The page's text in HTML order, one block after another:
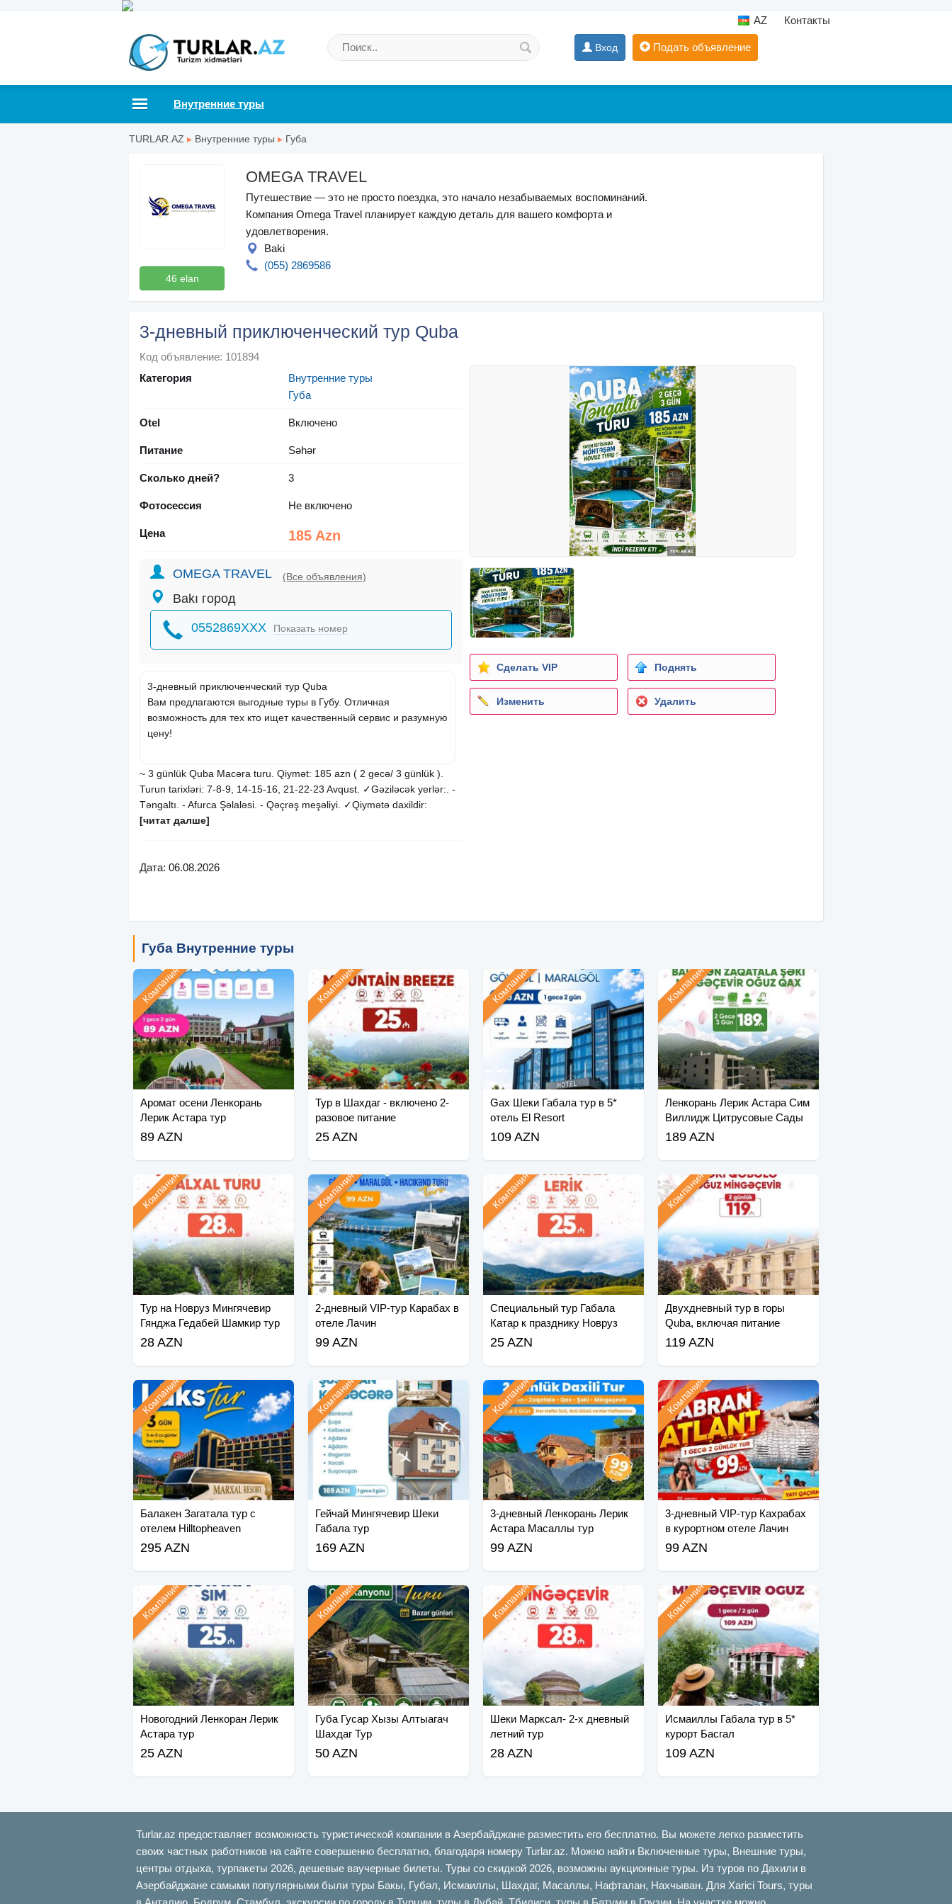
AZ Контакты
Вход Подать объявление
Внутренние туры
TURLAR.AZ ▸ Внутренние туры ▸ Губа
46 elan
OMEGA TRAVEL
Путешествие — это не просто поездка, это начало незабываемых воспоминаний.
Компания Omega Travel планирует каждую деталь для вашего комфорта и
удовлетворения.
Baki
(055) 2869586
3-дневный приключенческий тур Quba
Код объявление: 101894
Категория
Внутренние туры
Губа
Otel Включено
Питание Səhər
Сколько дней? 3
Фотосессия Не включено
Цена 185 Azn
OMEGA TRAVEL (Все объявления)
Bakı город
0552869XXX Показать номер
3-дневный приключенческий тур Quba
Вам предлагаются выгодные туры в Губу. Отличная
возможность для тех кто ищет качественный сервис и разумную
цену!
~ 3 günlük Quba Macəra turu. Qiymət: 185 azn ( 2 gecə/ 3 günlük ).
Turun tarixləri: 7-8-9, 14-15-16, 21-22-23 Avqust. ✓Gəziləcək yerlər:. -
Təngaltı. - Afurca Şəlaləsi. - Qəçrəş meşəliyi. ✓Qiymətə daxildir:
[читат далше]
Дата: 06.08.2026
Сделать VIP Поднять
Изменить Удалить
Губа Внутренние туры
Аромат осени Ленкорань
Лерик Астара тур
Компания
89 AZN
Тур в Шахдаг - включено 2-
разовое питание
Компания
25 AZN
Gax Шеки Габала тур в 5*
отель El Resort
Компания
109 AZN
Ленкорань Лерик Астара Сим
Виллидж Цитрусовые Сады
Компания
189 AZN
Тур на Новруз Мингячевир
Гянджа Гедабей Шамкир тур
Компания
28 AZN
2-дневный VIP-тур Карабах в
отеле Лачин
Компания
99 AZN
Специальный тур Габала
Катар к празднику Новруз
Компания
25 AZN
Двухдневный тур в горы
Quba, включая питание
Компания
119 AZN
Балакен Загатала тур с
отелем Hilltopheaven
Компания
295 AZN
Гейчай Мингячевир Шеки
Габала тур
Компания
169 AZN
3-дневный Ленкорань Лерик
Астара Масаллы тур
Компания
99 AZN
3-дневный VIP-тур Кахрабах
в курортном отеле Лачин
Компания
99 AZN
Новогодний Ленкоран Лерик
Астара тур
Компания
25 AZN
Губа Гусар Хызы Алтыагач
Шахдаг Тур
Компания
50 AZN
Шеки Марксал- 2-х дневный
летний тур
Компания
28 AZN
Исмаиллы Габала тур в 5*
курорт Басгал
Компания
109 AZN
Turlar.az предоставляет возможность туристической компании в Азербайджане разместить его бесплатно. Вы можете легко разместить
своих частных работников на сайте совершенно бесплатно, благодаря номеру Turlar.az. Можно найти Включенные туры, Внешние туры,
центры отдыха, турпакеты 2026, дешевые ваучерные билеты. Туры со скидкой 2026, возможны аукционные туры. Из туров по Дахили в
Азербайджане самыми популярными были туры Бакы, Губəл, Исмаиллы, Шахдаг, Масаллы, Нафталан, Нахчыван. Для Xarici Tours, туры